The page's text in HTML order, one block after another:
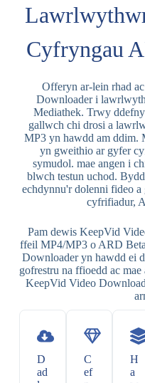
Cyfryngau
Offeryn ar-lein rhad
Downloader i
Mediathek. Trwy
gallwch chi drosi a
MP3 yn hawdd am ddim.
yn gweithio ar gyfer
symudol. mae angen i
blwch testun uchod.
echdynnu'r dolenni fideo
cyfrifiadur,
Pam dewis KeepVid
ffeil MP4/MP3 o ARD
Downloader yn hawdd ei
gofrestru na ffioedd ac
KeepVid Video
D
ad
C
ef
H
a